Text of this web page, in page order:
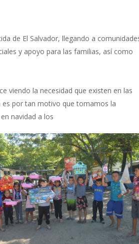
de El Salvador, llegando a
y apoyo para las familias, así como
viendo la necesidad que existen en las
es por tan motivo que tomamos la
navidad a los